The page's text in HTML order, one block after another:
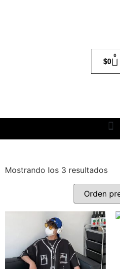
$0
0
Mostrando los 3 resultados